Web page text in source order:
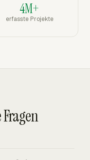
4M+
erfasste Projekte